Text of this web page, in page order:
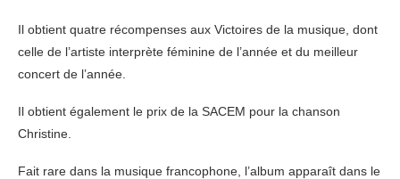
Il obtient quatre récompenses aux Victoires de la musique, dont
celle de l’artiste interprète féminine de l’année et du meilleur
concert de l’année.
Il obtient également le prix de la SACEM pour la chanson
Christine.
Fait rare dans la musique francophone, l’album apparaît dans le